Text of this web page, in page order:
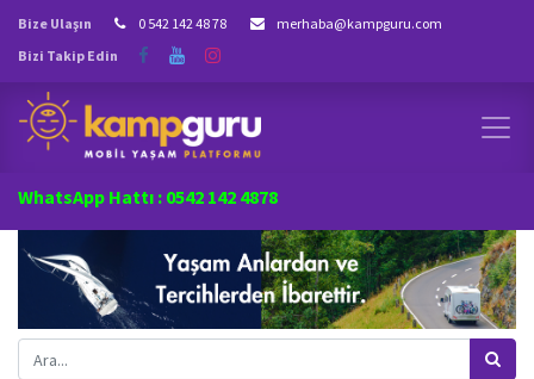
Bize Ulaşın 0 542 142 48 78
merhaba@kampguru.com
Bizi Takip Edin
WhatsApp Hattı : 0542 142 4878